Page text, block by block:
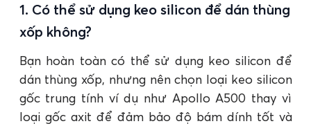
1. Có thể sử dụng keo silicon để dán thùng
xốp không?
Bạn hoàn toàn có thể sử dụng keo silicon để
dán thùng xốp, nhưng nên chọn loại keo silicon
gốc trung tính ví dụ như Apollo A500 thay vì
loại gốc axit để đảm bảo độ bám dính tốt và